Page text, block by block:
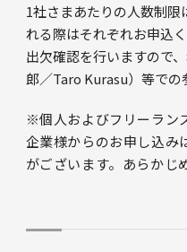
1社さまあたりの人数制
れる際はそれぞれお申込く
出欠確認を行いますので
郎／Taro Kurasu）等での
※個人およびフリーラン
企業様からのお申し込み
がございます。あらかじ